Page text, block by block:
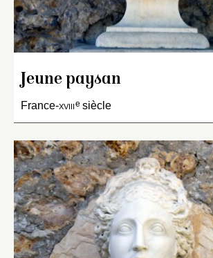
Jeune paysan
France-xviiie siècle